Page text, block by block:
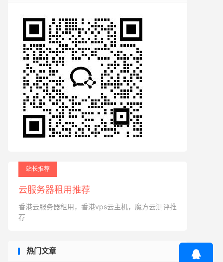
站长推荐
云服务器租用推荐
香港云服务器租用，香港vps云主机，魔方云测评推
荐
热门文章 